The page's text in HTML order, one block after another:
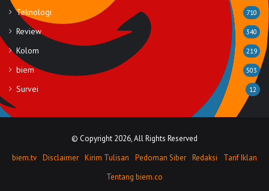
Teknologi 710
Review 340
Kolom 219
biem 503
Survei 12
© Copyright 2026, All Rights Reserved
biem.tv Disclaimer Kirim Tulisan Pedoman Siber Redaksi
Tarif Iklan
Tentang biem.co